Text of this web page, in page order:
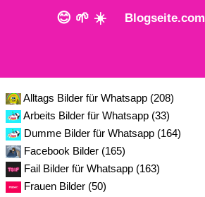
😊 🌱 ☀️ Blogseite.com
Alltags Bilder für Whatsapp (208)
Arbeits Bilder für Whatsapp (33)
Dumme Bilder für Whatsapp (164)
Facebook Bilder (165)
Fail Bilder für Whatsapp (163)
Frauen Bilder (50)